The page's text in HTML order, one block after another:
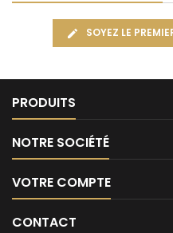
SOYEZ LE
PRODUITS
NOTRE SOCIÉTÉ
VOTRE COMPTE
CONTACT